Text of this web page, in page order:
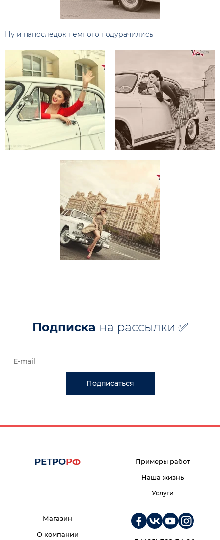
Ну и напоследок немного подурачились
Подписка на рассылки ✅
Подписаться
РЕТРОРФ
Примеры работ
Наша жизнь
Услуги
Магазин
О компании